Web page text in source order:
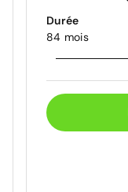
Durée
84 mois